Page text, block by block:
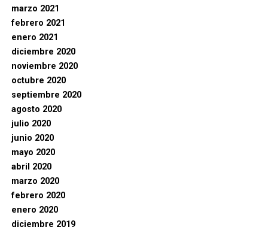
marzo 2021
febrero 2021
enero 2021
diciembre 2020
noviembre 2020
octubre 2020
septiembre 2020
agosto 2020
julio 2020
junio 2020
mayo 2020
abril 2020
marzo 2020
febrero 2020
enero 2020
diciembre 2019